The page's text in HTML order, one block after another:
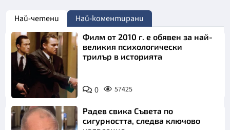
Най-четени Най-коментирани
Филм от 2010 г. е обявен за най-
великия психологически
трилър в историята
0 57425
Радев свика Съвета по
сигурността, следва ключово